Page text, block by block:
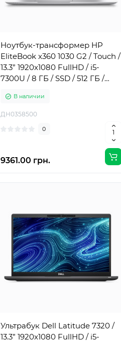
Ноутбук-трансформер HP
EliteBook x360 1030 G2 / Touch /
13.3” 1920x1080 FullHD / i5-
7300U / 8 ГБ / SSD / 512 ГБ /
В наличии
ДН0358500
0
9361.00 грн.
Ультрабук Dell Latitude 7320 /
13.3” 1920x1080 FullHD / i5-